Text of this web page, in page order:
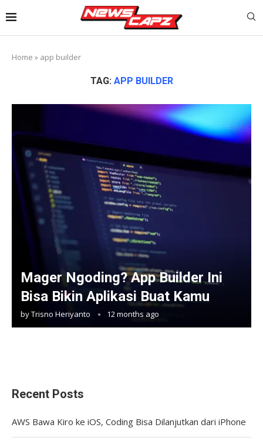
Home » app builder
TAG: APP BUILDER
Mager Ngoding? App Builder Ini
Bisa Bikin Aplikasi Buat Kamu
byTrisno Heriyanto 12 months ago
Recent Posts
AWS Bawa Kiro ke iOS, Coding Bisa Dilanjutkan dari iPhone